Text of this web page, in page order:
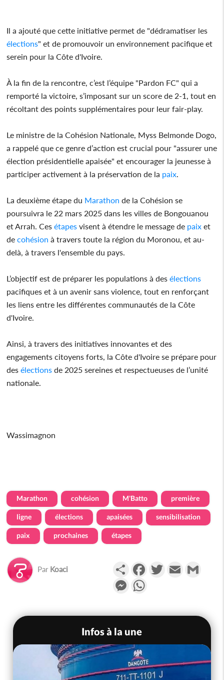
Il a ajouté que cette initiative permet de "dédramatiser les
élections" et de promouvoir un environnement pacifique et
serein pour la Côte d'Ivoire.
À la fin de la rencontre, c’est l’équipe "Pardon FC" qui a
remporté la victoire, s’imposant sur un score de 2-1, tout en
récoltant des points supplémentaires pour leur fair-play.
Le ministre de la Cohésion Nationale, Myss Belmonde Dogo,
a rappelé que ce genre d’action est crucial pour "assurer une
élection présidentielle apaisée" et encourager la jeunesse à
participer activement à la préservation de la paix.
La deuxième étape du Marathon de la Cohésion se
poursuivra le 22 mars 2025 dans les villes de Bongouanou
et Arrah. Ces étapes visent à étendre le message de paix et
de cohésion à travers toute la région du Moronou, et au-
delà, à travers l'ensemble du pays.
L’objectif est de préparer les populations à des élections
pacifiques et à un avenir sans violence, tout en renforçant
les liens entre les différentes communautés de la Côte
d'Ivoire.
Ainsi, à travers des initiatives innovantes et des
engagements citoyens forts, la Côte d'Ivoire se prépare pour
des élections de 2025 sereines et respectueuses de l’unité
nationale.
Wassimagnon
Marathon cohésion M'Batto première
ligne élections apaisées sensibilisation
paix prochaines étapes
Par Koaci PartagerFacebookTwitterEmail
Messenger
Infos à la une